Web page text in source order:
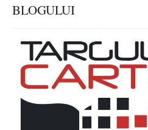
BLOGULUI